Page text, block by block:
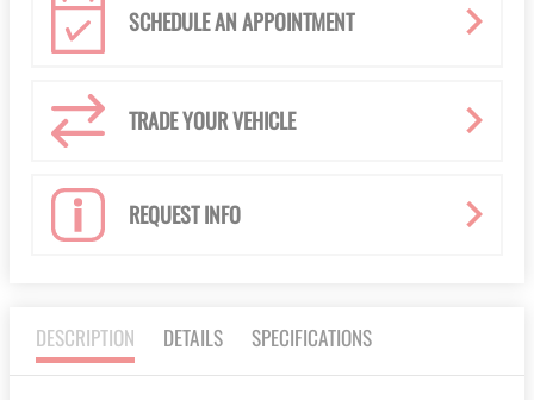
SCHEDULE AN APPOINTMENT
TRADE YOUR VEHICLE
REQUEST INFO
DESCRIPTION DETAILS SPECIFICATIONS